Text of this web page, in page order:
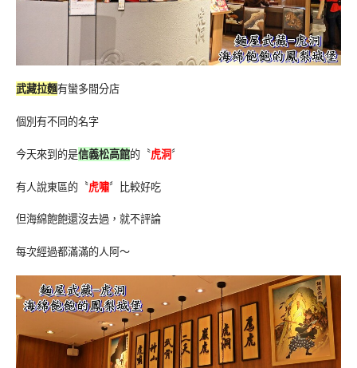
武藏拉麵有蠻多間分店
個別有不同的名字
今天來到的是信義松高館的〝虎洞〞
有人說東區的〝虎嘯〞比較好吃
但海綿飽飽還沒去過，就不評論
每次經過都滿滿的人阿～